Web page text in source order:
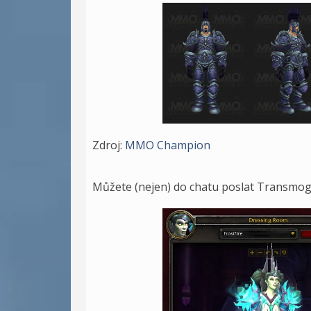
Zdroj: MMO Champion
Můžete (nejen) do chatu poslat